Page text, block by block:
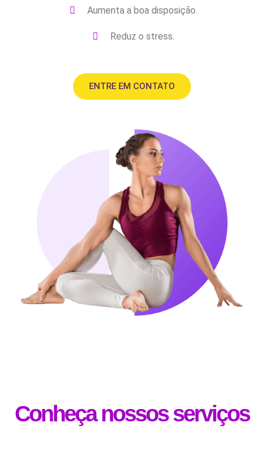
Aumenta a boa disposição.
Reduz o stress.
ENTRE EM CONTATO
Conheça nossos serviços